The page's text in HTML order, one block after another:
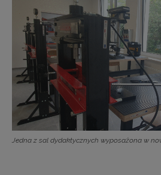
Jedna z sal dydaktycznych wyposażona w